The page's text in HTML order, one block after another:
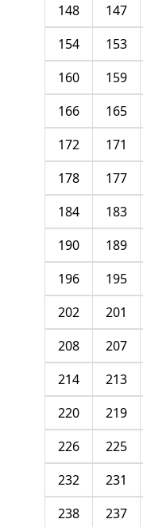
147
148
153
154
159
160
165
166
171
172
177
178
183
184
189
190
195
196
201
202
207
208
213
214
219
220
225
226
231
232
237
238